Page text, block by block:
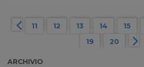
11 12 13 14 15
19
20
ARCHIVIO